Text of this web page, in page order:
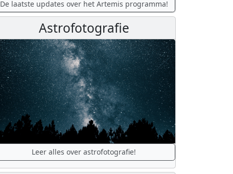
De laatste updates over het Artemis programma!
Astrofotografie
Leer alles over astrofotografie!